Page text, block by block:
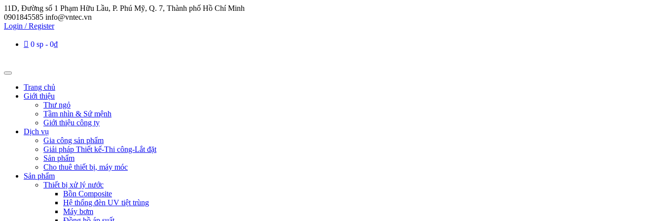
11D, Đường số 1 Phạm Hữu Lầu, P. Phú Mỹ, Q. 7, Thành phố Hồ Chí Minh
0901845585 info@vntec.vn
Login / Register
0 sp 0₫
Trang chủ
Giới thiệu
Thư ngỏ
Tầm nhìn & Sứ mệnh
Giới thiệu công ty
Dịch vụ
Gia công sản phẩm
Giải pháp Thiết kế-Thi công-Lắt đặt
Sản phẩm
Cho thuê thiết bị, máy móc
Sản phẩm
Thiết bị xử lý nước
Bồn Composite
Hệ thống đèn UV tiệt trùng
Máy bơm